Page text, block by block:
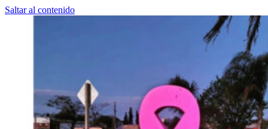
Saltar al contenido